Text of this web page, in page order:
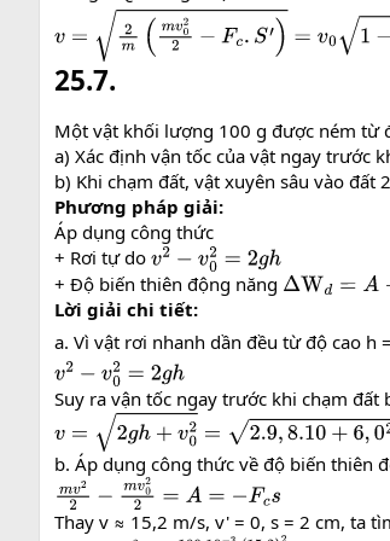
v=2m (mv0 2 2−Fc .S′ =v0 1− s′ =2001− 2 4≈
25.7.
Một vật khối lượng 100 g được ném từ
a) Xác định vận tốc của vật ngay trước
b) Khi chạm đất, vật xuyên sâu vào đất
Phương pháp giải:
Áp dụng công thức
+ Rơi tự do v2 −v 02= 2g h
+ Độ biến thiên động năng ΔWd=A→ W d
Lời giải chi tiết:
a. Vì vật rơi nhanh dần đều từ độ cao h
v2 −v 02= 2g h
Suy ra vận tốc ngay trước khi chạm đất
v=2g h +v02=2.9,8.10 +6,02≈15,2 (m /s)
b. Áp dụng công thức về độ biến thiên
mv2 2− mv02 2= A= −F cs
Thay v ≈ 15,2 m/s, v' = 0, s = 2 cm, ta